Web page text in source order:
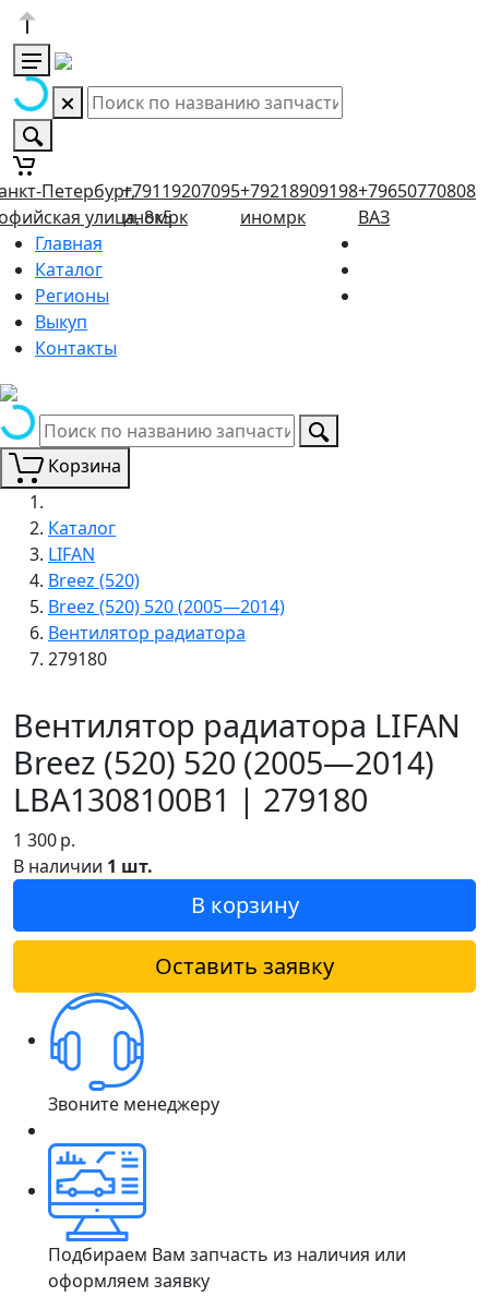
Петербург,
улица, 8к5
+79119207095
иномрк
+79218909198
иномрк
+79650770808
ВАЗ
Главная
Каталог
Регионы
Выкуп
Контакты
Корзина
Каталог
LIFAN
Breez (520)
Breez (520) 520 (2005—2014)
Вентилятор радиатора
279180
Вентилятор радиатора LIFAN
Breez (520) 520 (2005—2014)
LBA1308100B1 | 279180
1 300р.
В наличии 1 шт.
В корзину
Оставить заявку
Звоните менеджеру
Подбираем Вам запчасть из наличия или
оформляем заявку